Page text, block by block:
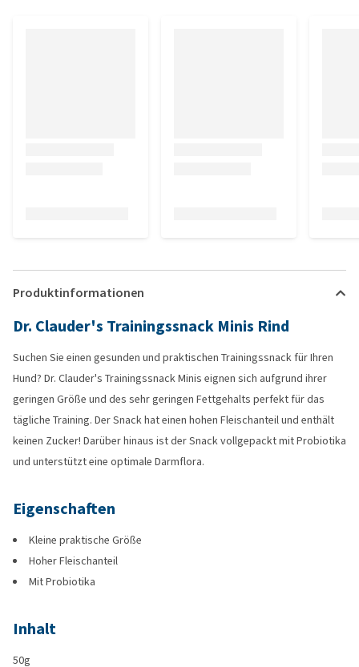
Produktinformationen
Dr. Clauder's Trainingssnack Minis Rind
Suchen Sie einen gesunden und praktischen Trainingssnack für Ihren
Hund? Dr. Clauder's Trainingssnack Minis eignen sich aufgrund ihrer
geringen Größe und des sehr geringen Fettgehalts perfekt für das
tägliche Training. Der Snack hat einen hohen Fleischanteil und enthält
keinen Zucker! Darüber hinaus ist der Snack vollgepackt mit Probiotika
und unterstützt eine optimale Darmflora.
Eigenschaften
Kleine praktische Größe
Hoher Fleischanteil
Mit Probiotika
Inhalt
50g